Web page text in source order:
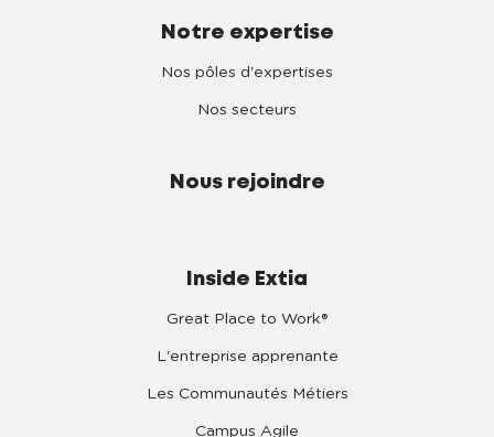
Notre expertise
Nos pôles d'expertises
Nos secteurs
Nous rejoindre
Inside Extia
Great Place to Work®
L'entreprise apprenante
Les Communautés Métiers
Campus Agile